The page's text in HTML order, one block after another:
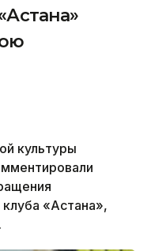
культуры
«Астана»,